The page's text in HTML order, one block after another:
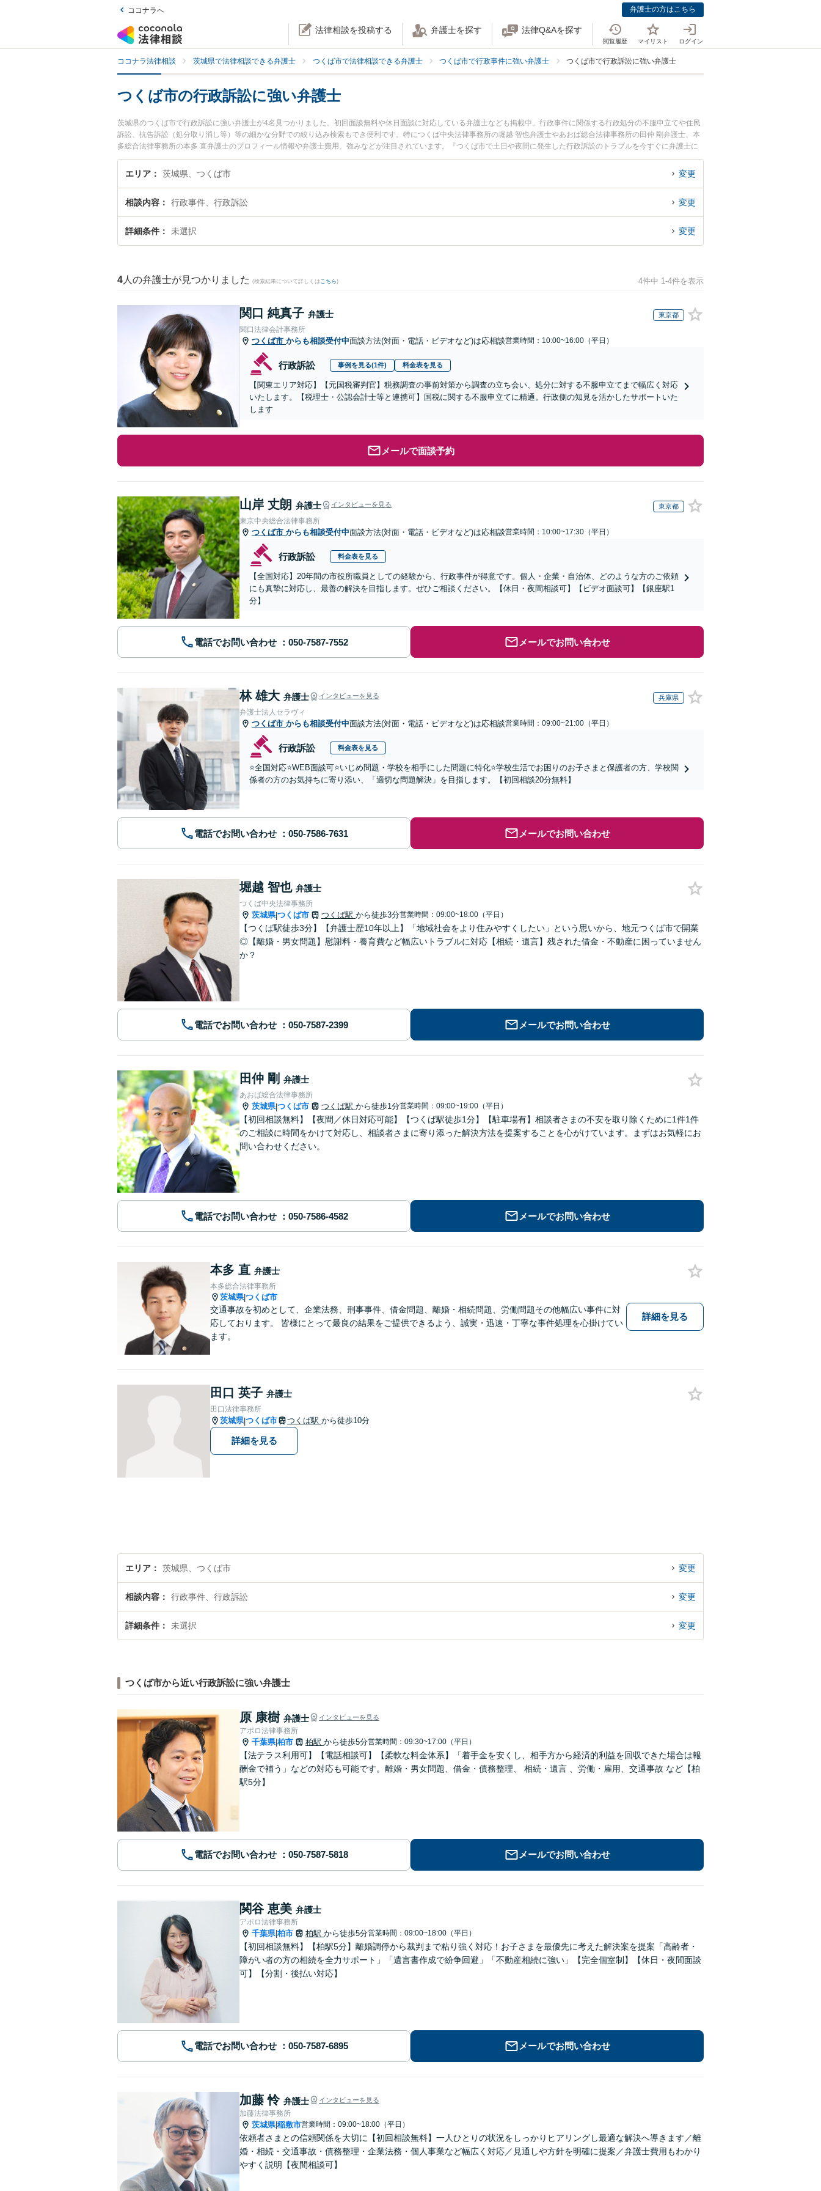
ココナラへ 弁護士の方はこちら
法律相談を投稿する 弁護士を探す 法律Q&Aを探す
閲覧履歴 マイリスト ログイン
ココナラ法律相談 茨城県で法律相談できる弁護士 つくば市で法律相談できる弁護士 つくば市で行政事件に強い弁護士 つくば市で行政訴訟に強い弁護士
つくば市の行政訴訟に強い弁護士
茨城県のつくば市で行政訴訟に強い弁護士が4名見つかりました。初回面談無料や休日面談に対応している弁護士なども掲載中。行政事件に関係する行政処分の不服申立てや住民
訴訟、抗告訴訟（処分取り消し等）等の細かな分野での絞り込み検索もでき便利です。特につくば中央法律事務所の堀越 智也弁護士やあおば総合法律事務所の田仲 剛弁護士、本
多総合法律事務所の本多 直弁護士のプロフィール情報や弁護士費用、強みなどが注目されています。『つくば市で土日や夜間に発生した行政訴訟のトラブルを今すぐに弁護士に
相談したい』『行政訴訟のトラブル解決の実績豊富な近くの弁護士を検索したい』『初回相談無料で行政訴訟を法律相談できるつくば市内の弁護士に相談予約したい』などでお困
りの相談者さんにおすすめです。
エリア 茨城県、つくば市 変更
相談内容 行政事件、行政訴訟 変更
詳細条件 未選択 変更
4 人の弁護士が見つかりました (検索結果について詳しくは こちら) 4件中 1-4件を表示
関口 純真子 弁護士 東京都
関口法律会計事務所
つくば市 からも相談受付中面談方法(対面・電話・ビデオなど)は応相談営業時間：10:00~16:00（平日）
行政訴訟 事例を見る(1件) 料金表を見る
【関東エリア対応】【元国税審判官】税務調査の事前対策から調査の立ち会い、処分に対する不服申立てまで幅広く対応
いたします。【税理士・公認会計士等と連携可】国税に関する不服申立てに精通。行政側の知見を活かしたサポートいた
します
メールで面談予約
山岸 丈朗 弁護士 インタビューを見る 東京都
東京中央総合法律事務所
つくば市 からも相談受付中面談方法(対面・電話・ビデオなど)は応相談営業時間：10:00~17:30（平日）
行政訴訟 料金表を見る
【全国対応】20年間の市役所職員としての経験から、行政事件が得意です。個人・企業・自治体、どのような方のご依頼
にも真摯に対応し、最善の解決を目指します。ぜひご相談ください。【休日・夜間相談可】【ビデオ面談可】【銀座駅1
分】
電話でお問い合わせ メールでお問い合わせ
林 雄大 弁護士 インタビューを見る 兵庫県
弁護士法人セラヴィ
つくば市 からも相談受付中面談方法(対面・電話・ビデオなど)は応相談営業時間：09:00~21:00（平日）
行政訴訟 料金表を見る
⭐️全国対応⭐️WEB面談可⭐️いじめ問題・学校を相手にした問題に特化⭐️学校生活でお困りのお子さまと保護者の方、学校関
係者の方のお気持ちに寄り添い、「適切な問題解決」を目指します。【初回相談20分無料】
電話でお問い合わせ メールでお問い合わせ
堀越 智也 弁護士
つくば中央法律事務所
茨城県|つくば市 つくば駅 から徒歩3分営業時間：09:00~18:00（平日）
【つくば駅徒歩3分】【弁護士歴10年以上】「地域社会をより住みやすくしたい」という思いから、地元つくば市で開業
◎【離婚・男女問題】慰謝料・養育費など幅広いトラブルに対応【相続・遺言】残された借金・不動産に困っていません
か？
電話でお問い合わせ メールでお問い合わせ
田仲 剛 弁護士
あおば総合法律事務所
茨城県|つくば市 つくば駅 から徒歩1分営業時間：09:00~19:00（平日）
【初回相談無料】【夜間／休日対応可能】【つくば駅徒歩1分】【駐車場有】相談者さまの不安を取り除くために1件1件
のご相談に時間をかけて対応し、相談者さまに寄り添った解決方法を提案することを心がけています。まずはお気軽にお
問い合わせください。
電話でお問い合わせ メールでお問い合わせ
本多 直 弁護士
本多総合法律事務所
茨城県|つくば市
交通事故を初めとして、企業法務、刑事事件、借金問題、離婚・相続問題、労働問題その他幅広い事件に対
応しております。 皆様にとって最良の結果をご提供できるよう、誠実・迅速・丁寧な事件処理を心掛けてい
ます。
詳細を見る
田口 英子 弁護士
田口法律事務所
茨城県|つくば市 つくば駅 から徒歩10分
詳細を見る
エリア 茨城県、つくば市 変更
相談内容 行政事件、行政訴訟 変更
詳細条件 未選択 変更
つくば市から近い行政訴訟に強い弁護士
原 康樹 弁護士 インタビューを見る
アポロ法律事務所
千葉県|柏市 柏駅 から徒歩5分営業時間：09:30~17:00（平日）
【法テラス利用可】【電話相談可】【柔軟な料金体系】「着手金を安くし、相手方から経済的利益を回収できた場合は報
酬金で補う」などの対応も可能です。離婚・男女問題、借金・債務整理、 相続・遺言 、労働・雇用、交通事故 など【柏
駅5分】
電話でお問い合わせ メールでお問い合わせ
関谷 恵美 弁護士
アポロ法律事務所
千葉県|柏市 柏駅 から徒歩5分営業時間：09:00~18:00（平日）
【初回相談無料】【柏駅5分】離婚調停から裁判まで粘り強く対応！お子さまを最優先に考えた解決案を提案「高齢者・
障がい者の方の相続を全力サポート」「遺言書作成で紛争回避」「不動産相続に強い」【完全個室制】【休日・夜間面談
可】【分割・後払い対応】
電話でお問い合わせ メールでお問い合わせ
加藤 怜 弁護士 インタビューを見る
加藤法律事務所
茨城県|稲敷市営業時間：09:00~18:00（平日）
依頼者さまとの信頼関係を大切に【初回相談無料】一人ひとりの状況をしっかりヒアリングし最適な解決へ導きます／離
婚・相続・交通事故・債務整理・企業法務・個人事業など幅広く対応／見通しや方針を明確に提案／弁護士費用もわかり
やすく説明【夜間相談可】